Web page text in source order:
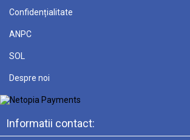
Confidențialitate
ANPC
SOL
Despre noi
Informatii contact: